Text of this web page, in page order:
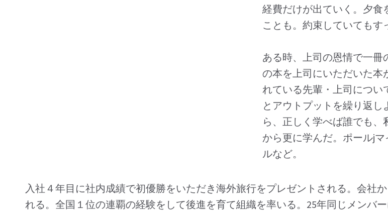
経費だけが出ていく。夕食
ことも。約束していてもす
ある時、上司の恩情で一冊
の本を上司にいただいた本
れている先輩・上司につい
とアウトプットを繰り返
ら、正しく学べば誰でも
から更に学んだ。ポールj
ルなど。
入社４年目に社内成績で初優勝をいただき海外旅行をプレゼントされる。会社
れる。全国１位の連覇の経験をして後進を育て組織を率いる。25年同じメンバ